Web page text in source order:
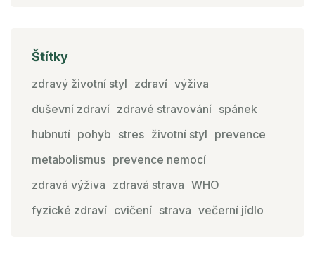
Štítky
zdravý životní styl zdraví výživa
duševní zdraví zdravé stravování spánek
hubnutí pohyb stres životní styl prevence
metabolismus prevence nemocí
zdravá výživa zdravá strava WHO
fyzické zdraví cvičení strava večerní jídlo